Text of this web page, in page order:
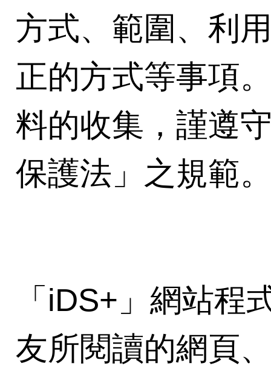
方式、範圍、利
正的方式等事項
料的收集，謹遵
保護法」之規範
「iDS+」網站程
友所閱讀的網頁